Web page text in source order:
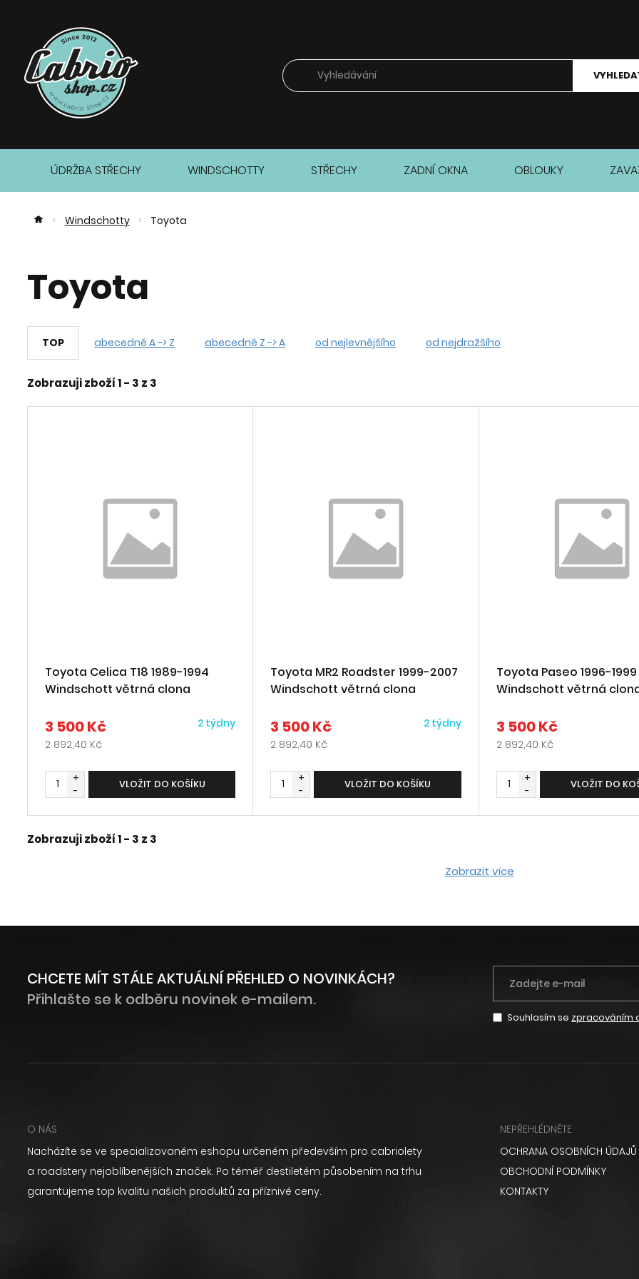
ÚDRŽBA STŘECHY WINDSCHOTTY STŘECHY ZADNÍ OKNA OBLOUKY
> Windschotty > Toyota
Toyota
TOP abecedně A -> Z abecedně Z -> A od nejlevnějšího od nejdražšího
Zobrazuji zboží 1 - 3 z 3
Toyota Celica T18 1989-1994
Windschott větrná clona
3 500 Kč
2 892,40 Kč
2 týdny
+
-
VLOŽIT DO KOŠÍKU
Toyota MR2 Roadster 1999-2007
Windschott větrná clona
3 500 Kč
2 892,40 Kč
2 týdny
+
-
VLOŽIT DO KOŠÍKU
Toyota Paseo 1996-1999
Windschott větrná
3 500 Kč
2 892,40 Kč
+
-
VLOŽIT DO
Zobrazuji zboží 1 - 3 z 3
Zobrazit více
CHCETE MÍT STÁLE AKTUÁLNÍ PŘEHLED O NOVINKÁCH?
Přihlašte se k odběru novinek e-mailem.
Souhlasím se zpracováním
O NÁS
Nacházíte se ve specializovaném eshopu určeném především pro cabriolety
a roadstery nejoblíbenějších značek. Po téměř destiletém působením na trhu
garantujeme top kvalitu našich produktů za příznivé ceny.
NEPŘEHLÉDNĚTE
OCHRANA OSOBNÍCH ÚDAJŮ
OBCHODNÍ PODMÍNKY
KONTAKTY